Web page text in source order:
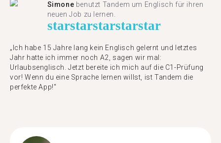
Simone benutzt Tandem um Englisch für ihren
neuen Job zu lernen.
starstarstarstarstar
„Ich habe 15 Jahre lang kein Englisch gelernt und letztes
Jahr hatte ich immer noch A2, sagen wir mal:
Urlaubsenglisch. Jetzt bereite ich mich auf die C1-Prüfung
vor! Wenn du eine Sprache lernen willst, ist Tandem die
perfekte App!"